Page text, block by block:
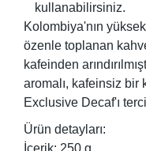
kullanabilirsiniz.
Kolombiya'nın
özenle toplanan
kafeinden
aromalı, kafeinsiz bir
Exclusive Decaf'ı
Ürün detayları:
İçerik: 250 g